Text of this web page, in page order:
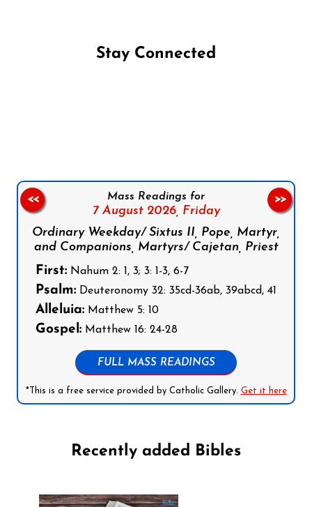
Stay Connected
Mass Readings for
7 August 2026, Friday
Ordinary Weekday/ Sixtus II, Pope, Martyr,
and Companions, Martyrs/ Cajetan, Priest
First: Nahum 2: 1, 3; 3: 1-3, 6-7
Psalm: Deuteronomy 32: 35cd-36ab, 39abcd, 41
Alleluia: Matthew 5: 10
Gospel: Matthew 16: 24-28
FULL MASS READINGS
*This is a free service provided by Catholic Gallery. Get it here
<< >>
Recently added Bibles